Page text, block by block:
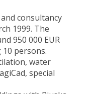
consultancy
1999. The
950 000 EUR
persons.
water
special